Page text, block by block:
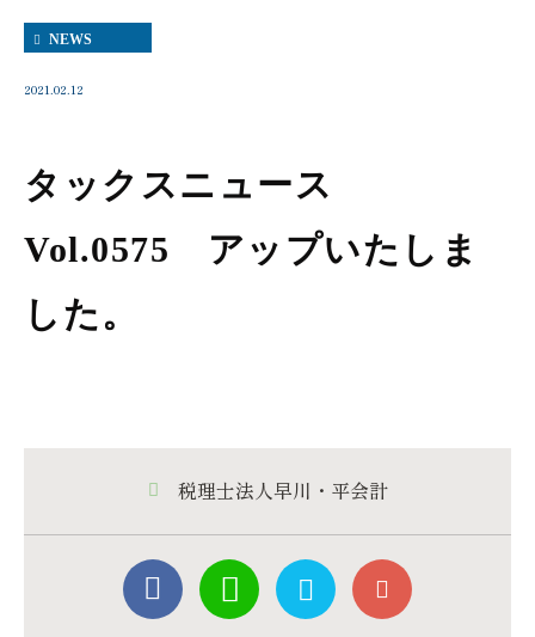
NEWS
2021.02.12
タックスニュース
Vol.0575 アップいたしま
した。
税理士法人早川・平会計